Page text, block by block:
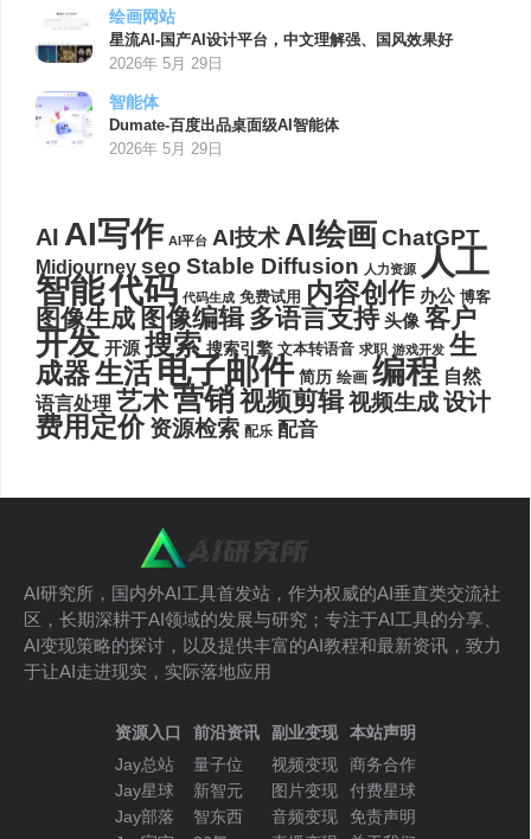
绘画网站
星流AI-国产AI设计平台，中文理解强、国风效果好
2026年 5月 29日
智能体
Dumate-百度出品桌面级AI智能体
2026年 5月 29日
AI AI写作 AI平台 AI技术AI绘画ChatGPT
Midjourney seo Stable Diffusion 人力资源 人工
智能代码 代码生成 免费试用 内容创作 办公 博客
图像生成 图像编辑 多语言支持 头像 客户
开发 开源 搜索 搜索引擎 文本转语音 求职 游戏开发 生
成器生活电子邮件 简历 绘画 编程 自然
语言处理 艺术营销视频剪辑视频生成设计
费用定价 资源检索 配乐 配音
AI研究所，国内外AI工具首发站，作为权威的AI垂直类交流社
区，长期深耕于AI领域的发展与研究；专注于AI工具的分享、
AI变现策略的探讨，以及提供丰富的AI教程和最新资讯，致力
于让AI走进现实，实际落地应用
资源入口
Jay总站
Jay星球
Jay部落
前沿资讯
量子位
新智元
智东西
副业变现
视频变现
图片变现
音频变现
本站声明
商务合作
付费星球
免责声明